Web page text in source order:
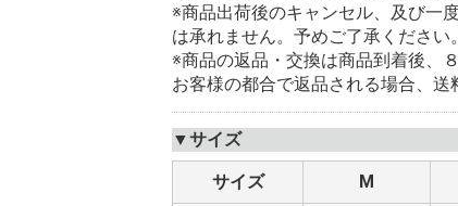
※商品出荷後のキャンセル、及び一
は承れません。予めご了承ください。
※商品の返品・交換は商品到着後、
お客様の都合で返品される場合、送
▼サイズ
サイズ M